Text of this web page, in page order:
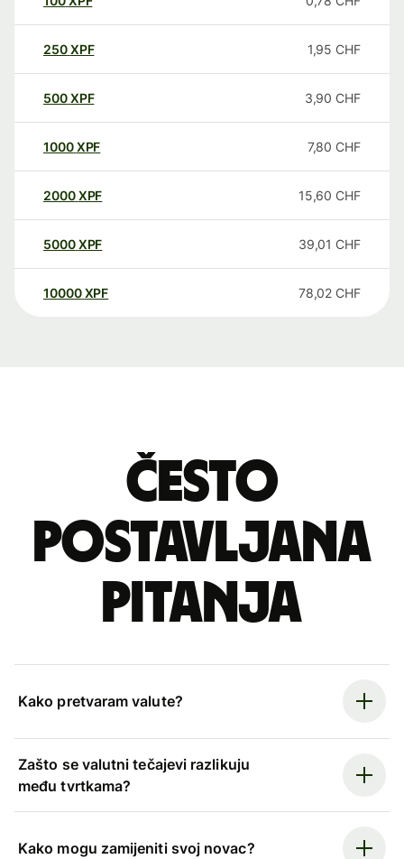
250XPF 1,95 CHF
500XPF 3,90 CHF
1000XPF 7,80 CHF
2000XPF 15,60 CHF
5000XPF 39,01 CHF
10000 XPF 78,02 CHF
Često
postavljana
pitanja
Kako pretvaram valute?
Zašto se valutni tečajevi razlikuju
među tvrtkama?
Kako mogu zamijeniti svoj novac?